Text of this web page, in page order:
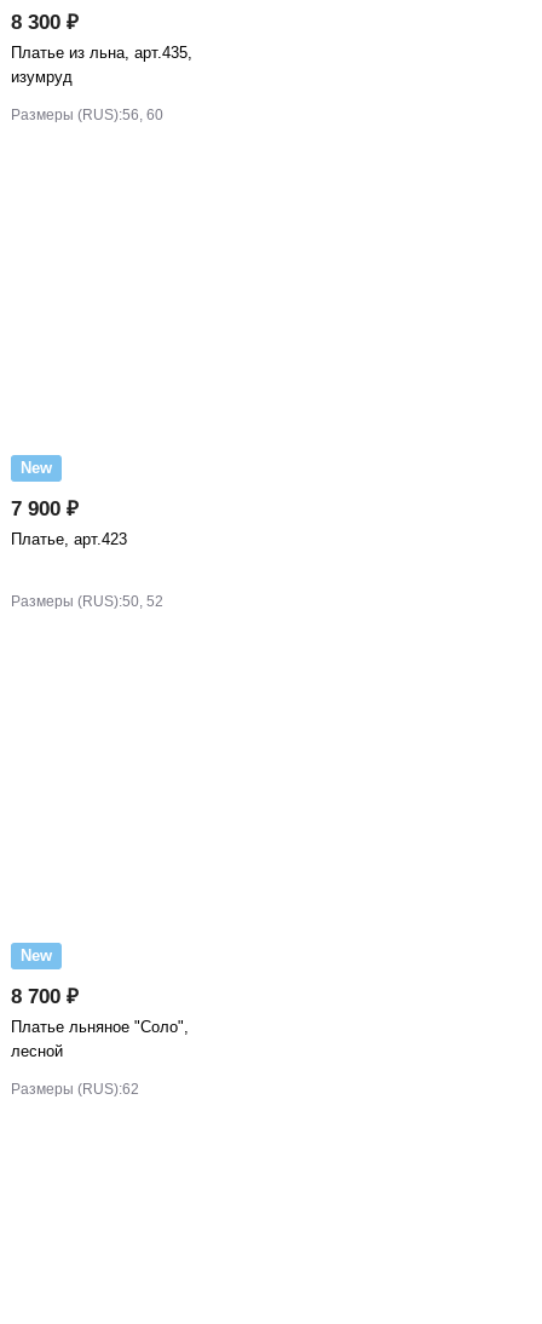
8 300 ₽
Платье из льна, арт.435,
изумруд
Размеры (RUS):56, 60
New
7 900 ₽
Платье, арт.423
Размеры (RUS):50, 52
New
8 700 ₽
Платье льняное "Соло",
лесной
Размеры (RUS):62